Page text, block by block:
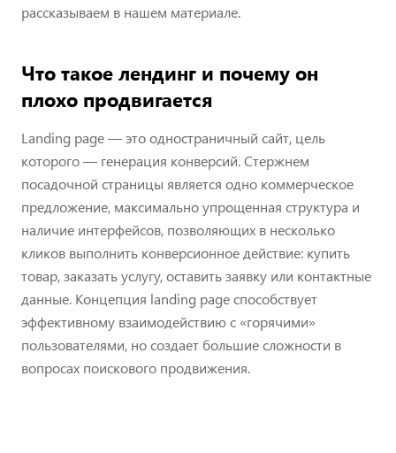
рассказываем в нашем материале.
Что такое лендинг и почему он
плохо продвигается
Landing page — это одностраничный сайт, цель
которого — генерация конверсий. Стержнем
посадочной страницы является одно коммерческое
предложение, максимально упрощенная структура и
наличие интерфейсов, позволяющих в несколько
кликов выполнить конверсионное действие: купить
товар, заказать услугу, оставить заявку или контактные
данные. Концепция landing page способствует
эффективному взаимодействию с «горячими»
пользователями, но создает большие сложности в
вопросах поискового продвижения.